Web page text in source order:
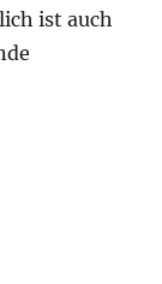
ist auch